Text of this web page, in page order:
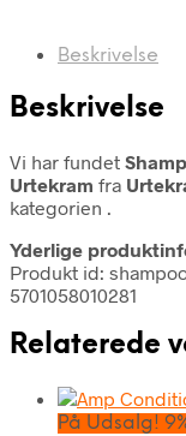
Beskrivelse
Beskrivelse
Vi har fundet
Urtekram fra
kategorien .
Yderlige
Produkt id:
5701058010281
Relaterede
På Udsalg!